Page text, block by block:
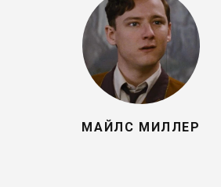
МАЙЛС МИЛЛЕР